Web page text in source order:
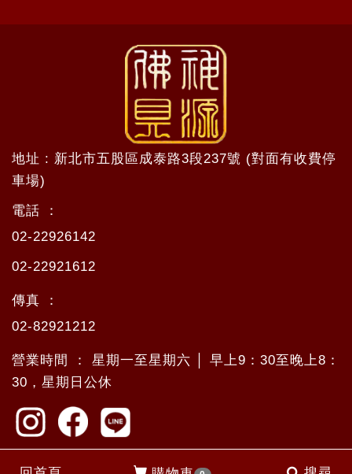
地址 : 新北市五股區成泰路3段237號 (對面有收費停
車場)
電話 ：
02-22926142
02-22921612
傳真 ：
02-82921212
營業時間 ： 星期一至星期六 │ 早上9：30至晚上8：
30，星期日公休